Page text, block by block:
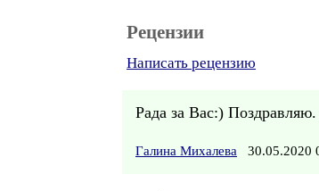
Рецензии
Написать рецензию
Рада за Вас:)
Галина Михалева 30.05.2020